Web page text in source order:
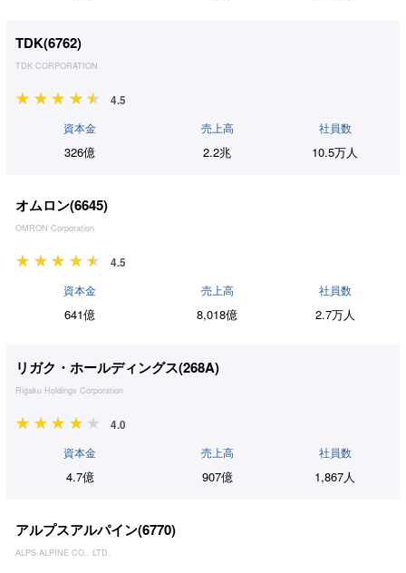
TDK(6762)
TDK CORPORATION
4.5
資本金
326億
売上高
2.2兆
社員数
10.5万人
オムロン(6645)
OMRON Corporation
4.5
資本金
641億
売上高
8,018億
社員数
2.7万人
リガク・ホールディングス(268A)
Rigaku Holdings Corporation
4.0
資本金
4.7億
売上高
907億
社員数
1,867人
アルプスアルパイン(6770)
ALPS ALPINE CO., LTD.